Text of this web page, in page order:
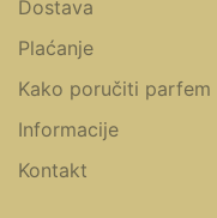
Dostava
Plaćanje
Kako poručiti parfem
Informacije
Kontakt